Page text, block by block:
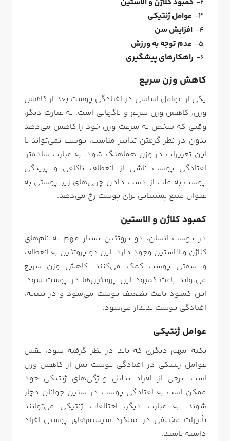
عوامل ژنتیکی
افزایش سن
عدم توجه به ورزش
راهکارهای پیشگیری
کاهش وزن سریع
یکی از عوامل اساسی در افتادگی پوست بعد از کاهش
وزن، کاهش وزن سریع و ناگهانی است. به عبارت دیگر،
وقتی که شخص به سرعت وزن خود را کاهش می‌دهد
بدون در نظر گرفتن تدابیر مناسب، پوست نمی‌تواند با
این تغییرات در وزن هماهنگ شود. به عبارت ساده‌تر،
افتادگی پوست ناشی از انعطاف ناکافی و پریدگی
پوست به علت از دست دادن چربی‌های زیر پوستی به
عنوان منبع پشتیبانی برای پوست رخ می‌دهد.
کمبود کلاژن و الاستین
در پوست انسان، دو پروتئین بسیار مهم به نام‌های
کلاژن و الاستین وجود دارد. این دو پروتئین به انعطاف
و سفتی پوست کمک می‌کنند. کاهش وزن سریع
می‌تواند باعث کمبود این پروتئین‌ها در پوست شود.
این کمبود باعث تضعیف پوست می‌شود و در نتیجه،
افتادگی پوست پدیدار می‌شود.
عوامل ژنتیکی
نکته مهم دیگری که باید در نظر گرفته شود، نقش
عوامل ژنتیکی در افتادگی پوست پس از کاهش وزن
است. برخی از افراد بدلیل ویژگی‌های ژنتیکی خود
ممکن است به افتادگی پوست در سنین جوانان دچار
شوند. به عبارت دیگر، اختلافات ژنتیکی می‌توانند
تأثیرات مختلفی در عملکرد سیستم‌های پوستی افراد
داشته باشند.